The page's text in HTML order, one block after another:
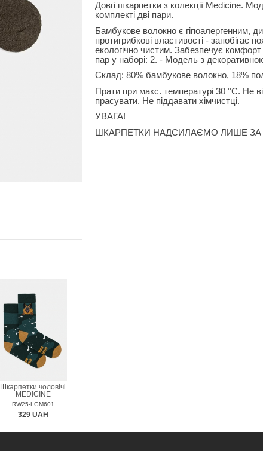
Шкарпетки чоловічі
MEDICINE
RW25-LGM601
329 UAH
Довгі шкарпетки з колекції Medicine.
комплекті дві пари.
Бамбукове волокно є гіпоалергенним,
протигрибкові властивості - запобігає
екологічно чистим. Забезпечує комфорт
пар у наборі: 2. - Модель з
Склад: 80% бамбукове волокно, 18%
Прати при макс. температурі 30 °C. Не
прасувати. Не піддавати хімчистці.
УВАГА!
ШКАРПЕТКИ НАДСИЛАЄМО ЛИШЕ